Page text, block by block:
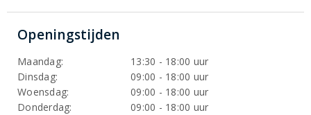
Openingstijden
Maandag:
13:30 - 18:00 uur
Dinsdag:
09:00 - 18:00 uur
Woensdag:
09:00 - 18:00 uur
Donderdag:
09:00 - 18:00 uur